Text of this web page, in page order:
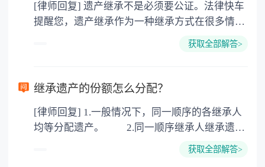
3. 印花税：按房屋评估价的0.05%缴纳 4. 土
地增值税：按房价1%缴纳 5. 房屋产权登记费：
[律师回复] 遗产继承不是必须要公证。法律快车
提醒您，遗产继承作为一种继承方式在很多情况
下都是不需要公证的，当然，如果需要公正的也
以防对财产继承发生纠纷，可以对遗产继承进行
公证。
获取全部解答>
继承遗产的份额怎么分配？
[律师回复] 1.一般情况下，同一顺序的各继承人
均等分配遗产。 2.同一顺序继承人继承遗产
获取全部解答>